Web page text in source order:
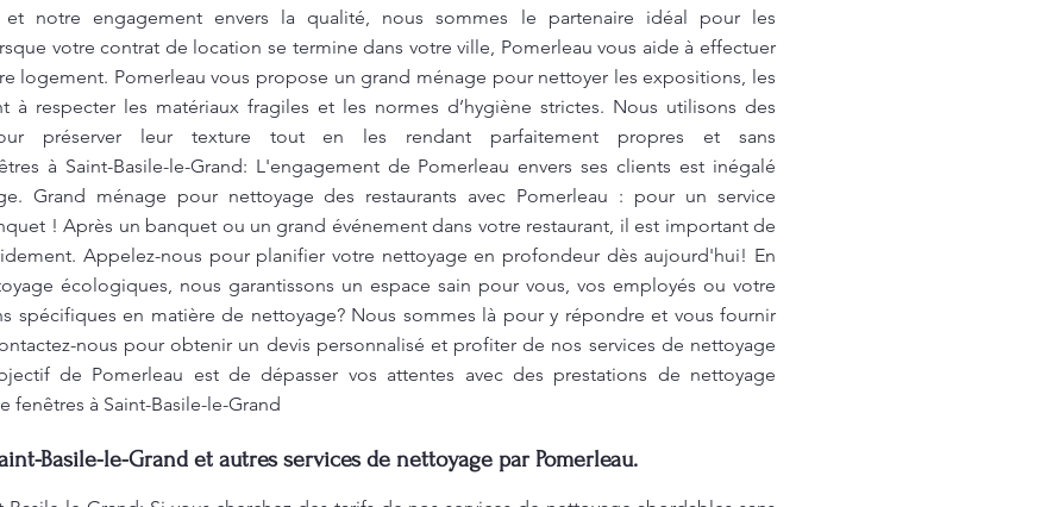
notre engagement envers la qualité, nous sommes le partenaire idéal pour les
votre contrat de location se termine dans votre ville, Pomerleau vous aide à effectuer
logement. Pomerleau vous propose un grand ménage pour nettoyer les expositions, les
à respecter les matériaux fragiles et les normes d’hygiène strictes. Nous utilisons des
préserver leur texture tout en les rendant parfaitement propres et sans
à Saint-Basile-le-Grand: L'engagement de Pomerleau envers ses clients est inégalé
Grand ménage pour nettoyage des restaurants avec Pomerleau : pour un service
! Après un banquet ou un grand événement dans votre restaurant, il est important de
Appelez-nous pour planifier votre nettoyage en profondeur dès aujourd'hui! En
écologiques, nous garantissons un espace sain pour vous, vos employés ou votre
spécifiques en matière de nettoyage? Nous sommes là pour y répondre et vous fournir
nous pour obtenir un devis personnalisé et profiter de nos services de nettoyage
de Pomerleau est de dépasser vos attentes avec des prestations de nettoyage
à Saint-Basile-le-Grand
Basile-le-Grand et autres services de nettoyage par Pomerleau.